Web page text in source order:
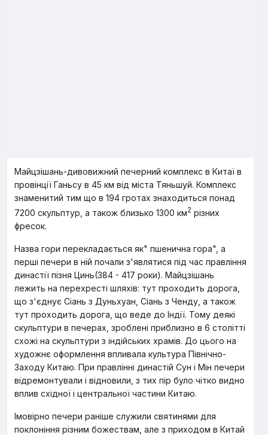
Майцзішань-дивовижний печерний комплекс в Китаї в
провінції Ганьсу в 45 км від міста Тяньшуй. Комплекс
знаменитий тим що в 194 гротах знаходиться понад
7200 скульптур, а також близько 1300 км2 різних
фресок.
Назва гори перекладається як" пшенична гора", а
перші печери в ній почали з'являтися під час правління
династії пізня Цинь(384 - 417 роки). Майцзішань
лежить на перехресті шляхів: тут проходить дорога,
що з'єднує Сіань з Дуньхуан, Сіань з Ченду, а також
тут проходить дорога, що веде до Індії. Тому деякі
скульптури в печерах, зроблені приблизно в 6 столітті
схожі на скульптури з індійських храмів. До цього на
художнє оформлення впливала культура Північно-
Заходу Китаю. При правлінні династій Сун і Мін печери
відремонтували і відновили, з тих пір було чітко видно
вплив східної і центральної частини Китаю.
Імовірно печери раніше служили святинями для
поклоніння різним божествам, але з приходом в Китай